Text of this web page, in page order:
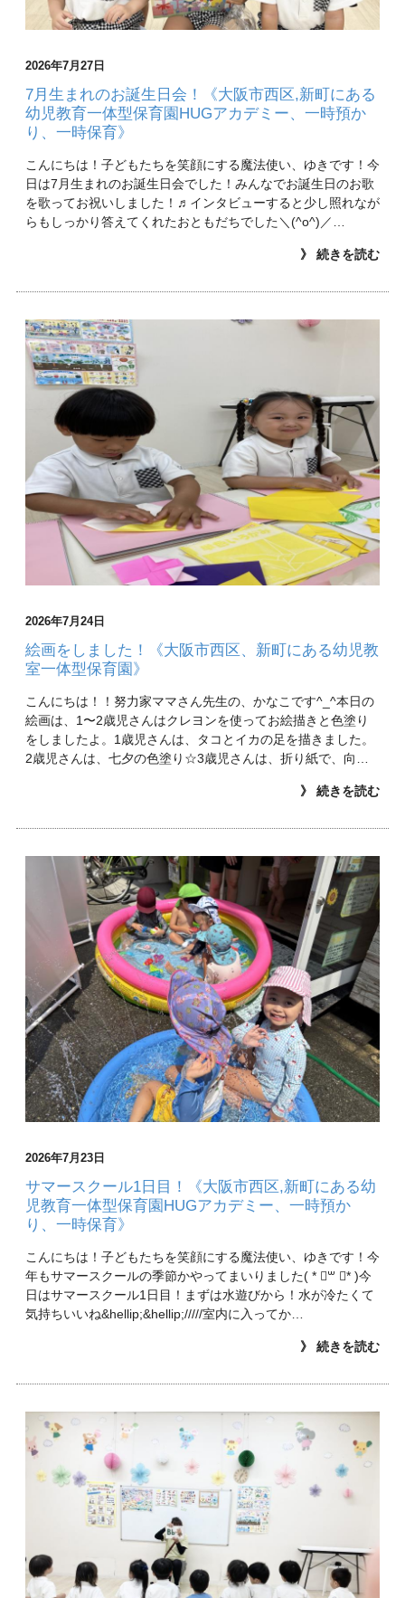
2026年7月27日
7月生まれのお誕生日会！《大阪市西区,新町にある
幼児教育一体型保育園HUGアカデミー、一時預か
り、一時保育》
こんにちは！子どもたちを笑顔にする魔法使い、ゆきです！今
日は7月生まれのお誕生日会でした！みんなでお誕生日のお歌
を歌ってお祝いしました！♬インタビューすると少し照れなが
らもしっかり答えてくれたおともだちでした＼(^o^)／…
》 続きを読む
2026年7月24日
絵画をしました！《大阪市西区、新町にある幼児教
室一体型保育園》
こんにちは！！努力家ママさん先生の、かなこです^_^本日の
絵画は、1〜2歳児さんはクレヨンを使ってお絵描きと色塗り
をしましたよ。1歳児さんは、タコとイカの足を描きました。
2歳児さんは、七夕の色塗り☆3歳児さんは、折り紙で、向…
》 続きを読む
2026年7月23日
サマースクール1日目！《大阪市西区,新町にある幼
児教育一体型保育園HUGアカデミー、一時預か
り、一時保育》
こんにちは！子どもたちを笑顔にする魔法使い、ゆきです！今
年もサマースクールの季節かやってまいりました( * ॑꒳ ॑* )今
日はサマースクール1日目！まずは水遊びから！水が冷たくて
気持ちいいね&hellip;&hellip;/////室内に入ってか…
》 続きを読む